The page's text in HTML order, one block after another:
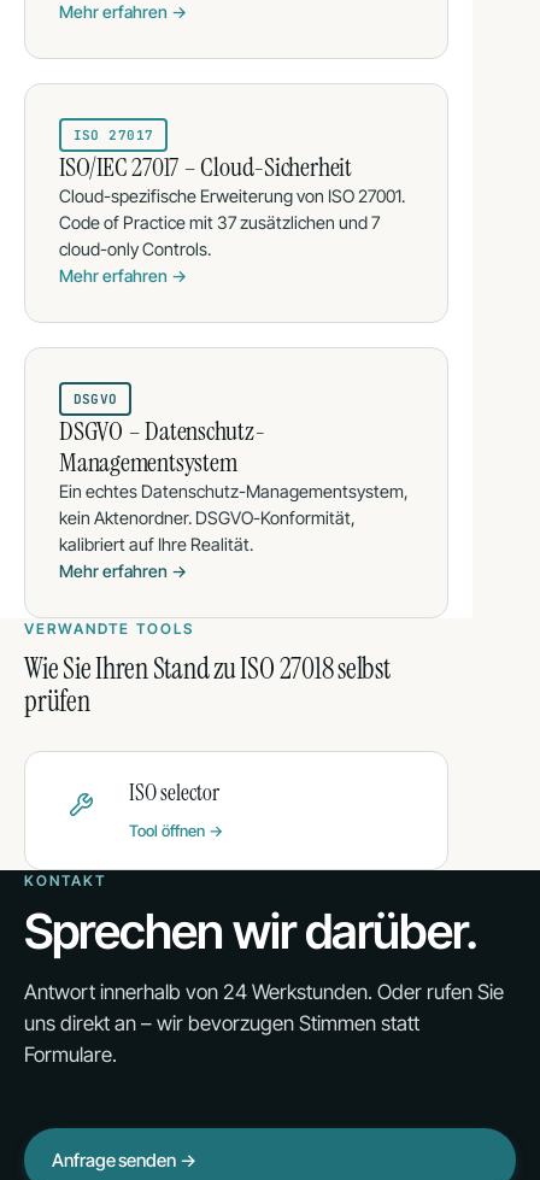
Mehr erfahren →
ISO 27017
ISO/IEC 27017 – Cloud-Sicherheit
Cloud-spezifische Erweiterung von ISO 27001.
Code of Practice mit 37 zusätzlichen und 7
cloud-only Controls.
Mehr erfahren →
DSGVO
DSGVO – Datenschutz-
Managementsystem
Ein echtes Datenschutz-Managementsystem,
kein Aktenordner. DSGVO-Konformität,
kalibriert auf Ihre Realität.
Mehr erfahren →
VERWANDTE TOOLS
Wie Sie Ihren Stand zu ISO 27018 selbst
prüfen
ISO selector
Tool öffnen →
KONTAKT
Sprechen wir darüber.
Antwort innerhalb von 24 Werkstunden. Oder rufen Sie
uns direkt an – wir bevorzugen Stimmen statt
Formulare.
Anfrage senden →